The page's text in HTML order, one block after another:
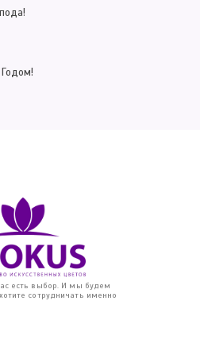
есть выбор. И мы будем
сотрудничать именно